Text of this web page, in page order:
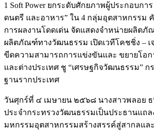
1 Soft Power ยกระดับศักยภาพผู้ประกอบกา
ดนตรี และอาหาร” ใน 4 กลุ่มอุตสาหกรรม
การผลงานโดดเด่น จัดแสดงจำหน่ายผลิต
ผลิตภัณฑ์ทางวัฒนธรรม เปิดเวทีโคชชิ่ง – เ
ขีดความสามารถการแข่งขันและ ขยายโอ
และต่างประเทศ ชู “เศรษฐกิจวัฒนธรรม” ก
ฐานรากประเทศ
วันศุกร์ที่ ๔ เมษายน ๒๕๖๘ นางสาวพลอย
ประจำกระทรวงวัฒนธรรมเป็นประธานแถล
มหกรรมอุตสาหกรรมสร้างสรรค์สู่สากลและ